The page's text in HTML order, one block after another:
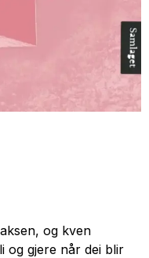
og kven
og gjere når dei blir